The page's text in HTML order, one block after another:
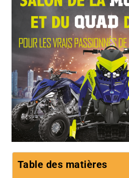
Table des matières